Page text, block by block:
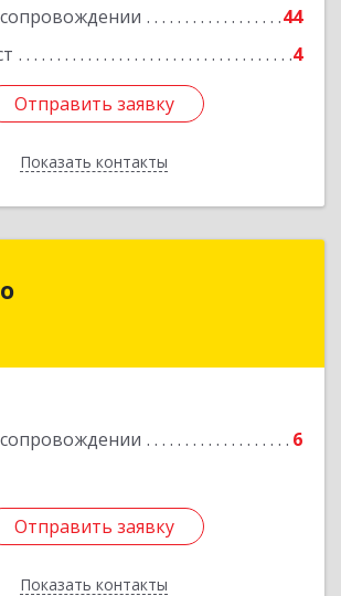
44
4
Отправить заявку
Показать контакты
Отправить заявку
Назад
6
Отправить заявку
Показать контакты
обл, Бердск, Ленина,
Отправить заявку
Назад